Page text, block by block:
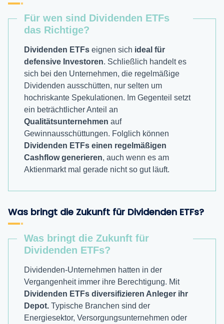
Für wen sind Dividenden ETFs
das Richtige?
Dividenden ETFseignen sich ideal für
defensive Investoren. Schließlich handelt es
sich bei den Unternehmen, die regelmäßige
Dividenden ausschütten, nur selten um
hochriskante Spekulationen. Im Gegenteil setzt
ein beträchtlicher Anteil an
Qualitätsunternehmen auf
Gewinnausschüttungen. Folglich können
Dividenden ETFs einen regelmäßigen
Cashflow generieren, auch wenn es am
Aktienmarkt mal gerade nicht so gut läuft.
Was bringt die Zukunft für Dividenden ETFs?
Was bringt die Zukunft für
Dividenden ETFs?
Dividenden-Unternehmen hatten in der
Vergangenheit immer ihre Berechtigung. Mit
Dividenden ETFs diversifizieren Anleger ihr
Depot.Typische Branchen sind der
Energiesektor, Versorgungsunternehmen oder